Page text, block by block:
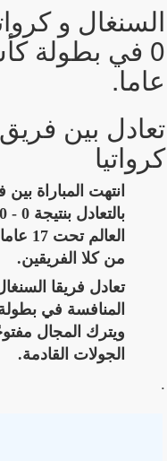
عاما.
تعادل بين
كرواتيا
انتهت المباراة
من كلا الفريقين.
تعادل فريقا
ويترك المجال
الجولات القادمة.
.